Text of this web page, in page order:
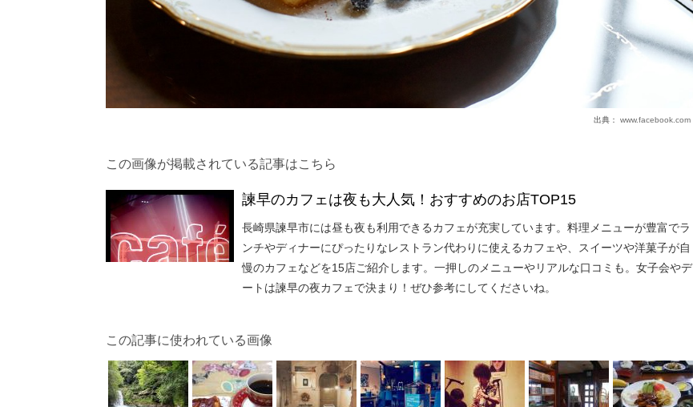
出典： www.facebook.com
この画像が掲載されている記事はこちら
諫早のカフェは夜も大人気！おすすめのお店TOP15
長崎県諫早市には昼も夜も利用できるカフェが充実しています。料理メニューが豊富でラ
ンチやディナーにぴったりなレストラン代わりに使えるカフェや、スイーツや洋菓子が自
慢のカフェなどを15店ご紹介します。一押しのメニューやリアルな口コミも。女子会やデ
ートは諫早の夜カフェで決まり！ぜひ参考にしてくださいね。
この記事に使われている画像